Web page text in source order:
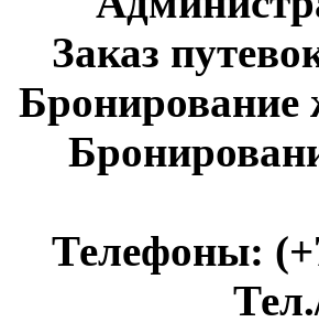
Заказ
Бронирование
Телефоны: